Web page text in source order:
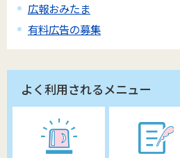
広報おみたま
有料広告の募集
よく利用されるメニュー